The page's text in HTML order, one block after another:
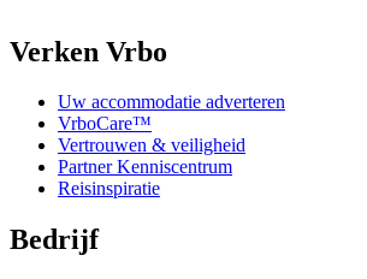
Verken Vrbo
Uw accommodatie adverteren
VrboCare™
Vertrouwen & veiligheid
Partner Kenniscentrum
Reisinspiratie
Bedrijf